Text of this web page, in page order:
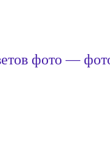
фото —